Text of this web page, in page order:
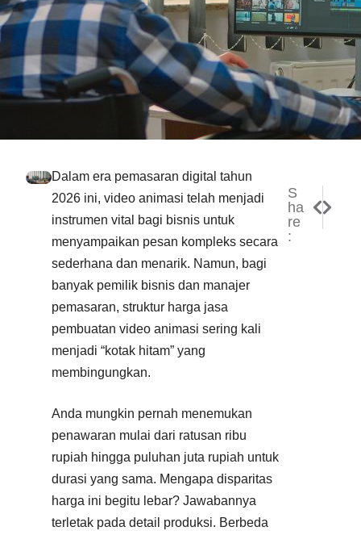
Dalam era pemasaran digital tahun
2026 ini, video animasi telah menjadi
instrumen vital bagi bisnis untuk
menyampaikan pesan kompleks secara
sederhana dan menarik. Namun, bagi
banyak pemilik bisnis dan manajer
pemasaran, struktur harga jasa
pembuatan video animasi sering kali
menjadi “kotak hitam” yang
membingungkan.
Anda mungkin pernah menemukan
penawaran mulai dari ratusan ribu
rupiah hingga puluhan juta rupiah untuk
durasi yang sama. Mengapa disparitas
harga ini begitu lebar? Jawabannya
terletak pada detail produksi. Berbeda
S
ha
re
:
10
10